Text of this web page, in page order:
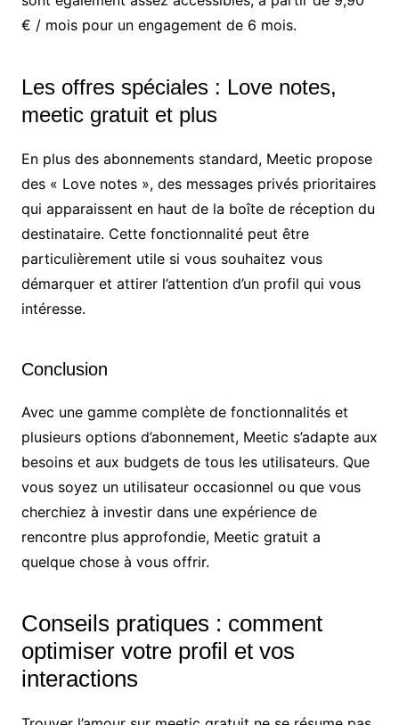
€ / mois pour un engagement de 6 mois.
Les offres spéciales : Love notes,
meetic gratuit et plus
En plus des abonnements standard, Meetic propose
des « Love notes », des messages privés prioritaires
qui apparaissent en haut de la boîte de réception du
destinataire. Cette fonctionnalité peut être
particulièrement utile si vous souhaitez vous
démarquer et attirer l’attention d’un profil qui vous
intéresse.
Conclusion
Avec une gamme complète de fonctionnalités et
plusieurs options d’abonnement, Meetic s’adapte aux
besoins et aux budgets de tous les utilisateurs. Que
vous soyez un utilisateur occasionnel ou que vous
cherchiez à investir dans une expérience de
rencontre plus approfondie, Meetic gratuit a
quelque chose à vous offrir.
Conseils pratiques : comment
optimiser votre profil et vos
interactions